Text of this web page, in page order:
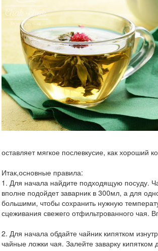
оставляет мягкое послевкусие, как хороший
Итак,основные правила:
1. Для начала найдите подходящую посуду.
вполне подойдет заварник в 300мл, а для
большими, чтобы сохранить нужную
сцеживания свежего отфильтрованного чая.
2. Для начала обдайте чайник кипятком
чайные ложки чая. Залейте заварку